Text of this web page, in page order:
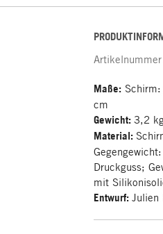
Artikelnummer
Maße:
cm
Gewicht:3,2
Material:
Druckguss;
mit
Entwurf:Julien